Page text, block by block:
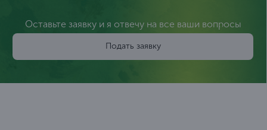
Оставьте заявку и я отвечу на все ваши вопросы
Подать заявку